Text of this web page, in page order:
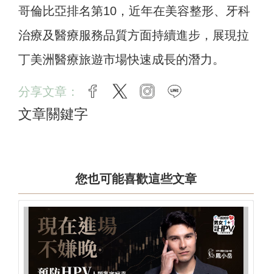
哥倫比亞排名第10，近年在美容整形、牙科
治療及醫療服務品質方面持續進步，展現拉
丁美洲醫療旅遊市場快速成長的潛力。
分享文章： facebook
twitter instagram
文章關鍵字
您也可能喜歡這些文章